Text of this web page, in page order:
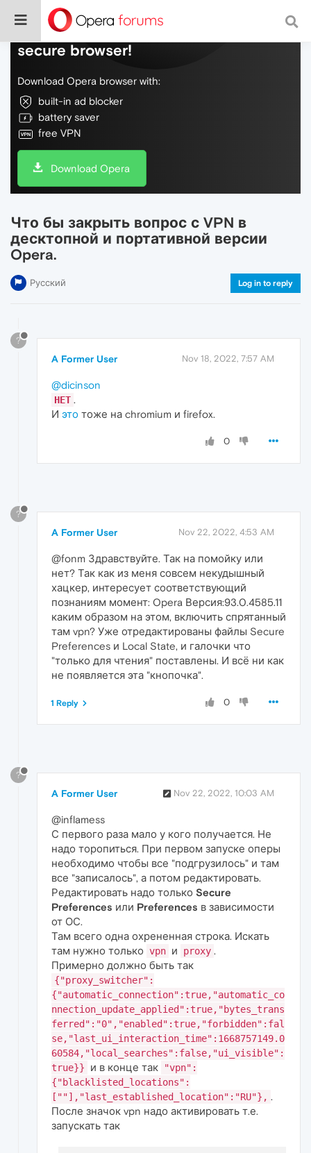
Do more on the web, with a fast and
secure browser!
Download Opera browser with:
built-in ad blocker
battery saver
free VPN
Download Opera
Что бы закрыть вопрос с VPN в
десктопной и портативной версии
Opera.
Русский Log in to reply
?
A Former User Nov 18, 2022, 7:57 AM
@dicinson
НЕТ .
И это тоже на chromium и firefox.
0
?
A Former User Nov 22, 2022, 4:53 AM
@fonm Здравствуйте. Так на помойку или
нет? Так как из меня совсем некудышный
хацкер, интересует соответствующий
познаниям момент: Opera Версия:93.0.4585.11
каким образом на этом, включить спрятанный
там vpn? Уже отредактированы файлы Secure
Preferences и Local State, и галочки что
"только для чтения" поставлены. И всё ни как
не появляется эта "кнопочка".
0
1 Reply
?
A Former User Nov 22, 2022, 10:03 AM
@inflamess
С первого раза мало у кого получается. Не
надо торопиться. При первом запуске оперы
необходимо чтобы все "подгрузилось" и там
все "записалось", а потом редактировать.
Редактировать надо только Secure
Preferences или Preferences в зависимости
от ОС.
Там всего одна охрененная строка. Искать
там нужно только vpn и proxy .
Примерно должно быть так
{"proxy_switcher":
{"automatic_connection":true,"automatic_co
nnection_update_applied":true,"bytes_trans
ferred":"0","enabled":true,"forbidden":fal
se,"last_ui_interaction_time":1668757149.0
60584,"local_searches":false,"ui_visible":
true}}
и в конце так
"vpn":
{"blacklisted_locations":
[""],"last_established_location":"RU"}, .
После значок vpn надо активировать т.е.
запускать так